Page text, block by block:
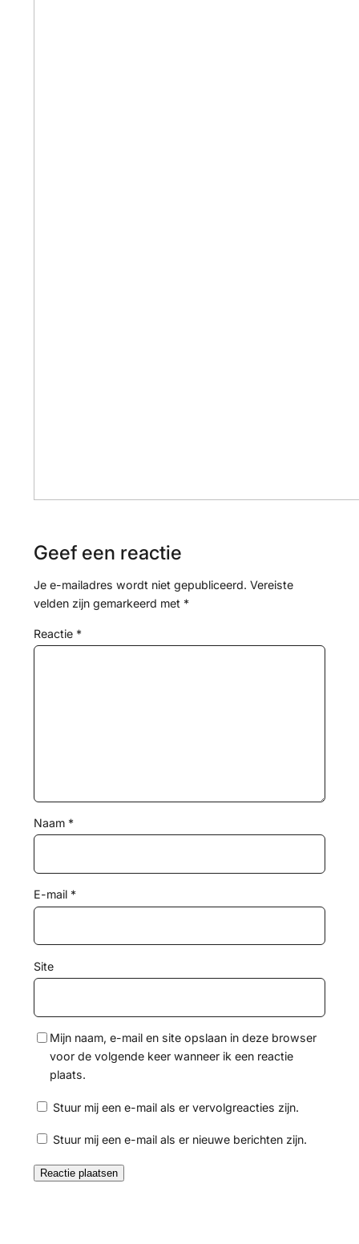
Geef een reactie
Je e-mailadres wordt niet gepubliceerd. Vereiste
velden zijn gemarkeerd met *
Reactie *
Naam *
E-mail *
Site
Mijn naam, e-mail en site opslaan in deze browser
voor de volgende keer wanneer ik een reactie
plaats.
Stuur mij een e-mail als er vervolgreacties zijn.
Stuur mij een e-mail als er nieuwe berichten zijn.